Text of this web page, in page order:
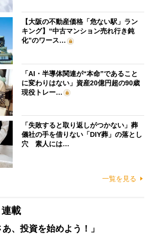
【大阪の不動産価格「危ない駅」ラン
キング】“中古マンション売れ行き鈍
化”のワース…
「AI・半導体関連が“本命”であること
に変わりはない」資産20億円超の90歳
現役トレー…
「失敗すると取り返しがつかない」葬
儀社の手を借りない「DIY葬」の落とし
穴 素人には…
一覧を見る
載
、投資を始めよう！」